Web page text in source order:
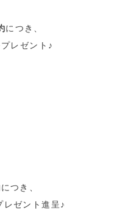
につき、
レゼント♪
につき、
ゼント進呈♪